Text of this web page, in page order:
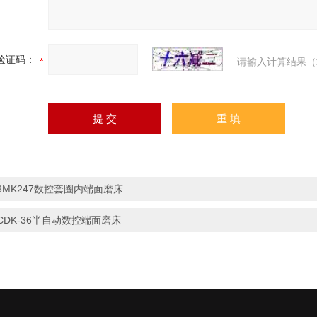
证码： 请输入计算结果
数控套圈内端面磨床
36半自动数控端面磨床